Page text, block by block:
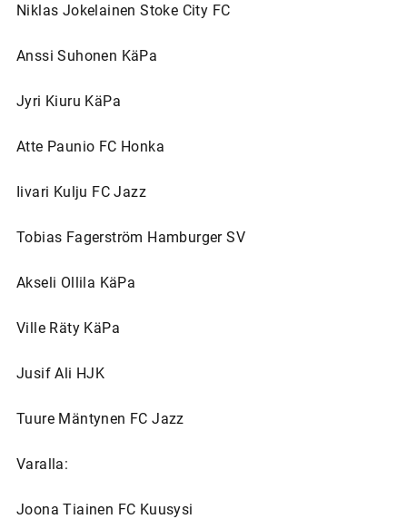
Niklas Jokelainen Stoke City FC
Anssi Suhonen KäPa
Jyri Kiuru KäPa
Atte Paunio FC Honka
Iivari Kulju FC Jazz
Tobias Fagerström Hamburger SV
Akseli Ollila KäPa
Ville Räty KäPa
Jusif Ali HJK
Tuure Mäntynen FC Jazz
Varalla:
Joona Tiainen FC Kuusysi